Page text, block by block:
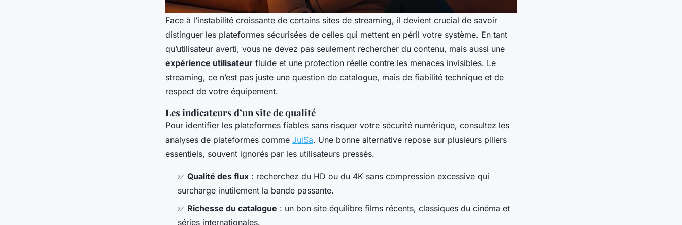
Face à l’instabilité croissante de certains sites de streaming, il devient crucial de savoir
distinguer les plateformes sécurisées de celles qui mettent en péril votre système. En tant
qu’utilisateur averti, vous ne devez pas seulement rechercher du contenu, mais aussi une
expérience utilisateur fluide et une protection réelle contre les menaces invisibles. Le
streaming, ce n’est pas juste une question de catalogue, mais de fiabilité technique et de
respect de votre équipement.
Les indicateurs d’un site de qualité
Pour identifier les plateformes fiables sans risquer votre sécurité numérique, consultez les
analyses de plateformes comme JulSa. Une bonne alternative repose sur plusieurs piliers
essentiels, souvent ignorés par les utilisateurs pressés.
✅ Qualité des flux : recherchez du HD ou du 4K sans compression excessive qui
surcharge inutilement la bande passante.
✅ Richesse du catalogue : un bon site équilibre films récents, classiques du cinéma et
séries internationales.